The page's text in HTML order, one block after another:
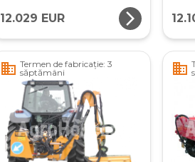
12.029 EUR arrow_forward_ios
business Termen de fabricație: 3
săptămâni
business